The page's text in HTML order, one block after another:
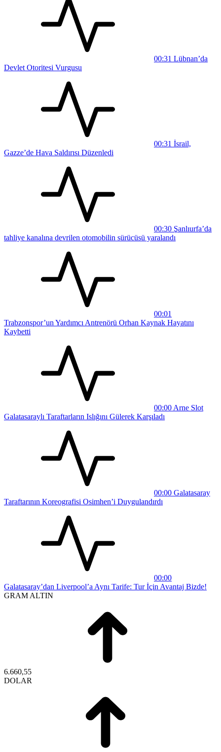
00:31 Lübnan’da
Devlet Otoritesi Vurgusu
00:31 İsrail,
Gazze’de Hava Saldırısı Düzenledi
00:30 Şanlıurfa’da
tahliye kanalına devrilen otomobilin sürücüsü yaralandı
00:01
Trabzonspor’un Yardımcı Antrenörü Orhan Kaynak Hayatını
Kaybetti
00:00 Arne Slot
Galatasaraylı Taraftarların Islığını Gülerek Karşıladı
00:00 Galatasaray
Taraftarının Koreografisi Osimhen’i Duygulandırdı
00:00
Galatasaray’dan Liverpool’a Aynı Tarife: Tur İçin Avantaj Bizde!
GRAM ALTIN
6.660,55
DOLAR